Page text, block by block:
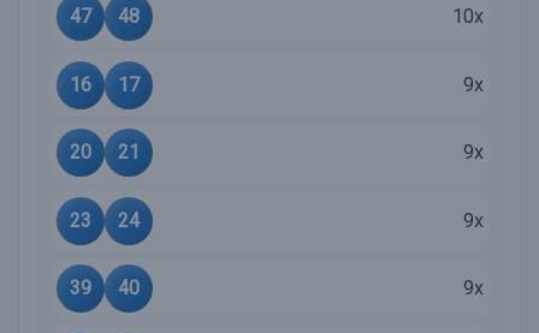
47 48 10x
16 17 9x
20 21 9x
23 24 9x
39 40 9x